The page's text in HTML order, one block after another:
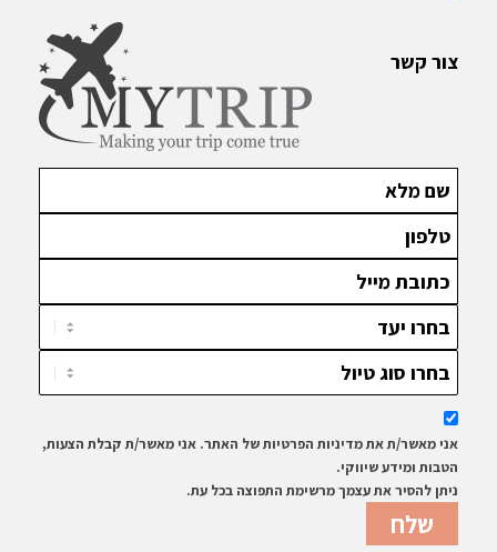
צור קשר
אני מאשר/ת את מדיניות הפרטיות של האתר. אני מאשר/ת קבלת הצעות,
הטבות ומידע שיווקי.
ניתן להסיר את עצמך מרשימת התפוצה בכל עת.